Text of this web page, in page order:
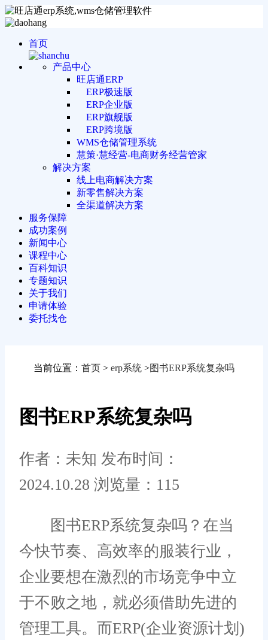
首页
产品中心
旺店通ERP
ERP极速版
ERP企业版
ERP旗舰版
ERP跨境版
WMS仓储管理系统
慧策·慧经营-电商财务经营管家
解决方案
线上电商解决方案
新零售解决方案
全渠道解决方案
服务保障
成功案例
新闻中心
课程中心
百科知识
专题知识
关于我们
申请体验
委托找仓
当前位置： 首页 > erp系统 >图书ERP系统复杂吗
图书ERP系统复杂吗
作者：未知 发布时间：
2024.10.28 浏览量：115
图书ERP系统复杂吗？在当
今快节奏、高效率的服装行业，
企业要想在激烈的市场竞争中立
于不败之地，就必须借助先进的
管理工具。而ERP(企业资源计划)